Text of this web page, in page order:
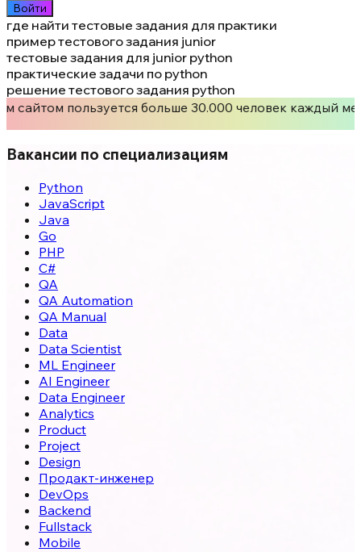
Войти
где найти тестовые задания для практики
пример тестового задания junior
тестовые задания для junior python
практические задачи по python
решение тестового задания python
сайтом пользуется больше 30.000 человек каждый
Вакансии по специализациям
Python
JavaScript
Java
Go
PHP
C#
QA
QA Automation
QA Manual
Data
Data Scientist
ML Engineer
AI Engineer
Data Engineer
Analytics
Product
Project
Design
Продакт-инженер
DevOps
Backend
Fullstack
Mobile